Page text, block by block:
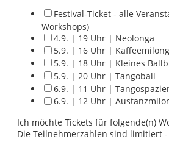
Festival-Ticket - alle
Workshops)
4.9. | 19 Uhr | Neolonga
5.9. | 16 Uhr |
5.9. | 18 Uhr | Kleines
5.9. | 20 Uhr | Tangoball
6.9. | 11 Uhr |
6.9. | 12 Uhr |
Ich möchte Tickets für folgende(n)
Die Teilnehmerzahlen sind limitiert